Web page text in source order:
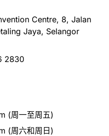
Centre, 8, Jalan
Jaya, Selangor
2830
(周一至周五)
(周六和周日)